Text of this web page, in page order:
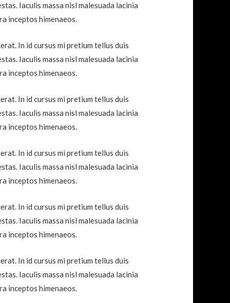
Iaculis massa nisl malesuada lacinia
inceptos himenaeos.
In id cursus mi pretium tellus duis
Iaculis massa nisl malesuada lacinia
inceptos himenaeos.
In id cursus mi pretium tellus duis
Iaculis massa nisl malesuada lacinia
inceptos himenaeos.
In id cursus mi pretium tellus duis
Iaculis massa nisl malesuada lacinia
inceptos himenaeos.
In id cursus mi pretium tellus duis
Iaculis massa nisl malesuada lacinia
inceptos himenaeos.
In id cursus mi pretium tellus duis
Iaculis massa nisl malesuada lacinia
inceptos himenaeos.